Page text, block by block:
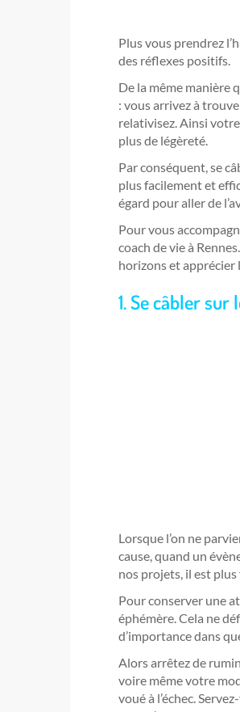
Plus vous prendrez
des réflexes positifs.
De la même manière
: vous arrivez à
relativisez. Ainsi
plus de légèreté.
Par conséquent, se
plus facilement et
égard pour aller de
Pour vous
coach de vie à
horizons et apprécier
1. Se câbler
Lorsque l’on ne
cause, quand un
nos projets, il est plus
Pour conserver une
éphémère. Cela ne
d’importance dans
Alors arrêtez de
voire même votre
voué à l’échec.